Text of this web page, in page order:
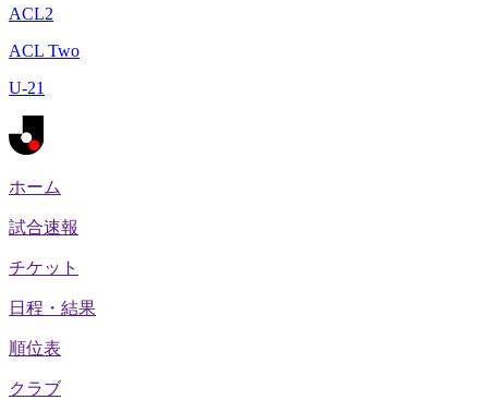
ACL2
ACL Two
U-21
ホーム
試合速報
チケット
日程・結果
順位表
クラブ